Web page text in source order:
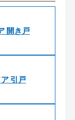
開き戸
引戸